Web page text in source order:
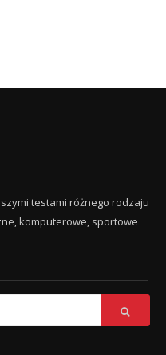
testami różnego rodzaju
komputerowe, sportowe